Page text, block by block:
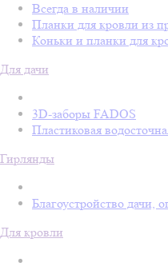
Всегда в наличии
Планки для кровли из
Коньки и планки для
Для дачи
3D-заборы FADOS
Пластиковая
Гирлянды
Благоустройство дачи,
Для кровли